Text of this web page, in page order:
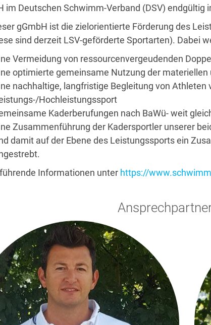
im Deutschen Schwimm-Verband (DSV) endgültig
gGmbH ist die zielorientierte Förderung des
sind derzeit LSV-geförderte Sportarten). Dabei
Vermeidung von ressourcenvergeudenden
optimierte gemeinsame Nutzung der materiellen
nachhaltige, langfristige Begleitung von Athleten
Hochleistungssport
Kaderberufungen nach BaWü- weit
Zusammenführung der Kadersportler unserer
damit auf der Ebene des Leistungssports ein
Informationen unter https://